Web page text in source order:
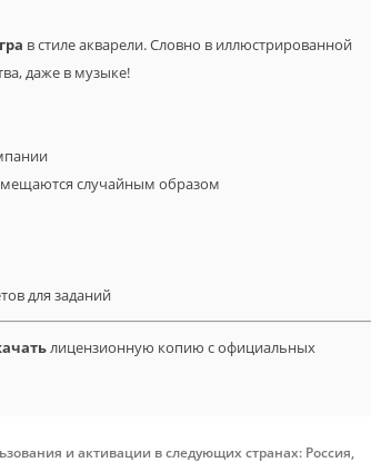
в стиле акварели. Словно в иллюстрированной
даже в музыке!
случайным образом
для заданий
лицензионную копию с официальных
и активации в следующих странах: Россия,